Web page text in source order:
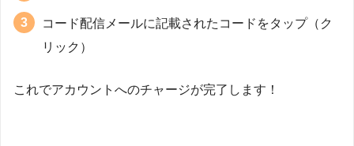
コード配信メールに記載されたコードをタップ（ク
リック）
これでアカウントへのチャージが完了します！